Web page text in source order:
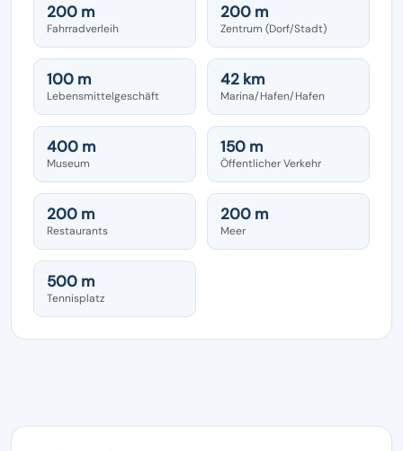
200 m
Fahrradverleih
200 m
Zentrum (Dorf/Stadt)
100 m
Lebensmittelgeschäft
42 km
Marina/Hafen/Hafen
400 m
Museum
150 m
Öffentlicher Verkehr
200 m
Restaurants
200 m
Meer
500 m
Tennisplatz